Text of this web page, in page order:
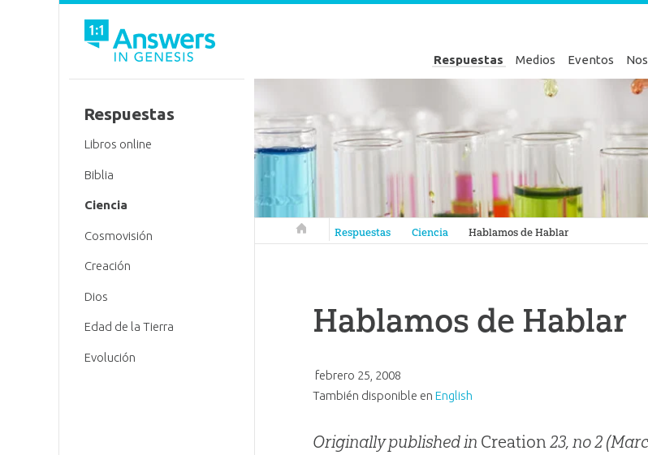
Respuestas Medios Eventos
Respuestas en Génesis
Respuestas Ciencia Hablamos de Hablar
Hablamos de Hablar
febrero 25, 2008
También disponible enEnglish
Originally published in Creation 23, no 2
Respuestas
Libros online
Biblia
Ciencia
Cosmovisión
Creación
Dios
Edad de la Tierra
Evolución